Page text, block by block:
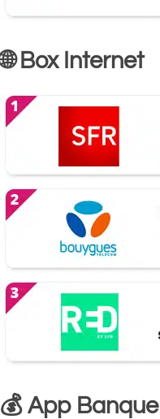
🌐 Box Internet
💰 App Banque